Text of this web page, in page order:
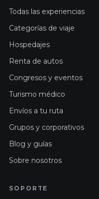
Todas las experiencias
Categorías de viaje
Hospedajes
Renta de autos
Congresos y eventos
Turismo médico
Envíos a tu ruta
Grupos y corporativos
Blog y guías
Sobre nosotros
SOPORTE